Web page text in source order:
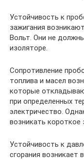
Устойчивость к
зажигания
Вольт. Они не
изоляторе.
Сопротивление
топлива и масел
которые
при определенных
электричество.
возникать короткое
Устойчивость к
сгорания возникает